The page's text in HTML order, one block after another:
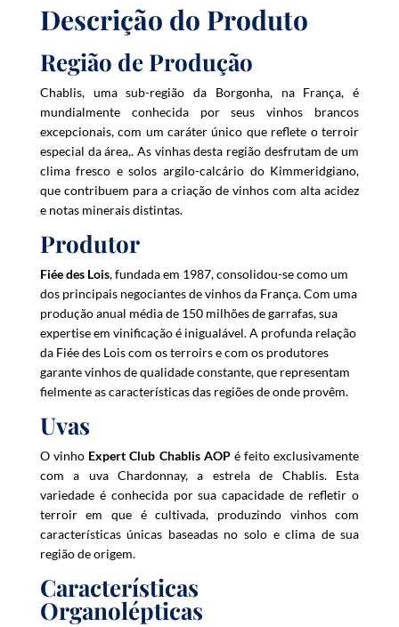
m
a
i
l
a
d
d
r
e
s
s
t
o
j
o
i
n
t
h
e
w
a
i
t
l
i
s
t
f
o
Descrição do Produto
Região de Produção
Chablis, uma sub-região da Borgonha, na França, é
mundialmente conhecida por seus vinhos brancos
excepcionais, com um caráter único que reflete o terroir
especial da área,. As vinhas desta região desfrutam de um
clima fresco e solos argilo-calcário do Kimmeridgiano,
que contribuem para a criação de vinhos com alta acidez
e notas minerais distintas.
Produtor
Fiée des Lois, fundada em 1987, consolidou-se como um
dos principais negociantes de vinhos da França. Com uma
produção anual média de 150 milhões de garrafas, sua
expertise em vinificação é inigualável. A profunda relação
da Fiée des Lois com os terroirs e com os produtores
garante vinhos de qualidade constante, que representam
fielmente as características das regiões de onde provêm.
Uvas
O vinhoExpert Club Chablis AOPé feito exclusivamente
com a uva Chardonnay, a estrela de Chablis. Esta
variedade é conhecida por sua capacidade de refletir o
terroir em que é cultivada, produzindo vinhos com
características únicas baseadas no solo e clima de sua
região de origem.
Características
Organolépticas